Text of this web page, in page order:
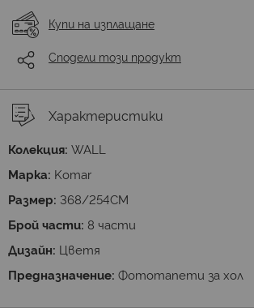
Купи на изплащане
Сподели този продукт
Характеристики
Колекция: WALL
Марка: Komar
Размер: 368/254СМ
Брой части: 8 части
Дизайн: Цветя
Предназначение: Фототапети за хол